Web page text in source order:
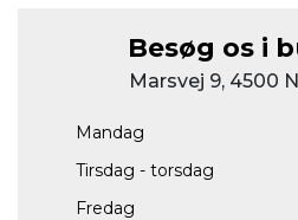
Besøg os i
Marsvej 9, 4500
Mandag
Tirsdag - torsdag
Fredag